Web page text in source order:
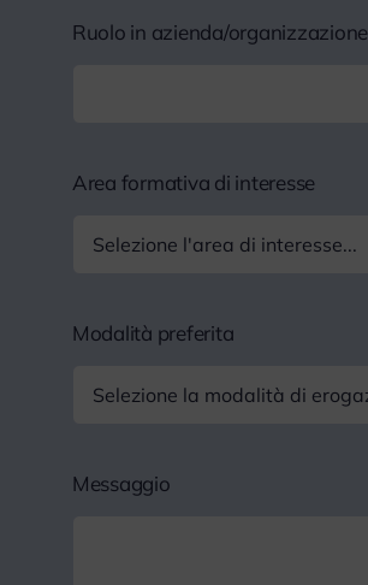
Ruolo in azienda/organizzazione
Area formativa di interesse
Modalità preferita
Messaggio